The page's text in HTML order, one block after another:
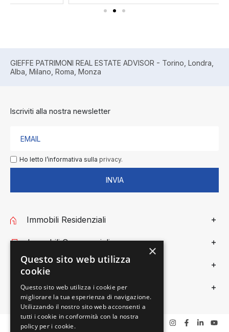
GIEFFE PATRIMONI REAL ESTATE ADVISOR - Torino, Londra,
Alba, Milano, Roma, Monza
Iscriviti alla nostra newsletter
Ho letto l’informativa sulla privacy.
INVIA
Immobili Residenziali
Immobili Commerciali
Gieffe Patrimoni
Privacy
×
Questo sito web utilizza
cookie
Questo sito web utilizza i cookie per
migliorare la tua esperienza di navigazione.
Utilizzando il nostro sito web acconsenti a
tutti i cookie in conformità con la nostra
policy per i cookie.